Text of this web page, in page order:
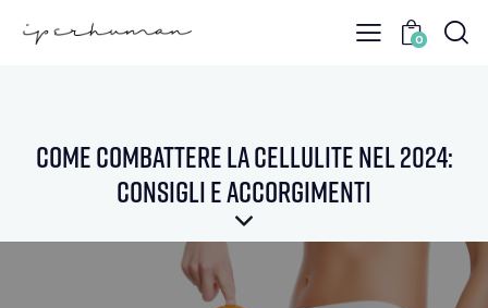
0
Come Combattere la Cellulite nel 2024:
Consigli e Accorgimenti